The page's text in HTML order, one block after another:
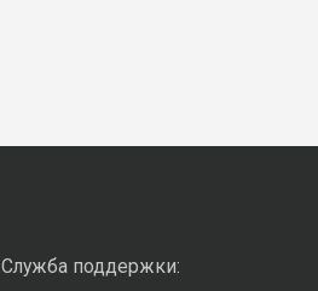
Служба поддержки: